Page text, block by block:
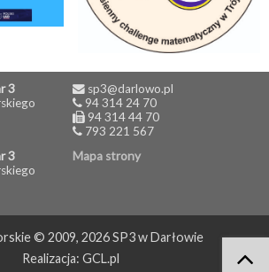
3
sp3@darlowo.pl
94 314 24 70
94 314 44 70
793 221 567
3
Mapa strony
© 2009, 2026 SP3 w Darłowie
Realizacja: GCL.pl 